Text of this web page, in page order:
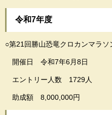
令和7年度
○第21回勝山恐竜クロカンマラソ
開催日 令和7年6月8日
エントリー人数 1729人
助成額 8,000,000円